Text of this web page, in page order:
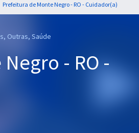
Prefeitura de Monte Negro - RO - Cuidador(a)
Outras, Saúde
- RO -